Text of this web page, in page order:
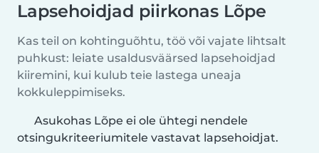
Lapsehoidjad piirkonas Lõpe
Kas teil on kohtinguõhtu, töö või vajate lihtsalt
puhkust: leiate usaldusväärsed lapsehoidjad
kiiremini, kui kulub teie lastega uneaja
kokkuleppimiseks.
Asukohas Lõpe ei ole ühtegi nendele
otsingukriteeriumitele vastavat lapsehoidjat.